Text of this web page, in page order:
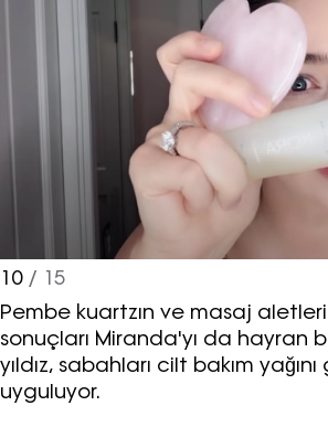
10/ 15
Pembe kuartzın ve masaj
sonuçları Miranda'yı da hayran
yıldız, sabahları cilt bakım
uyguluyor.